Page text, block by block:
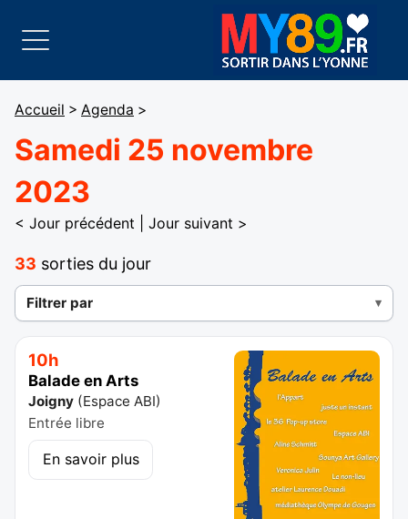
Accueil > Agenda >
Samedi 25 novembre
2023
< Jour précédent Jour suivant >
33 sorties du jour
Filtrer par
10h
Balade en Arts
Joigny (Espace ABI)
Entrée libre
En savoir plus